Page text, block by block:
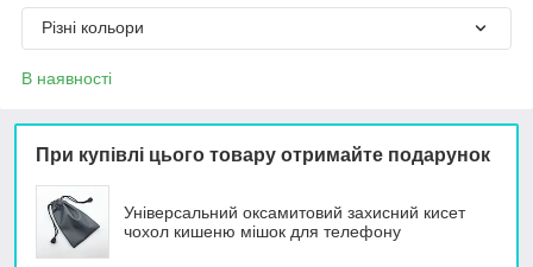
Різні кольори
В наявності
При купівлі цього товару отримайте подарунок
Універсальний оксамитовий захисний кисет
чохол кишеню мішок для телефону